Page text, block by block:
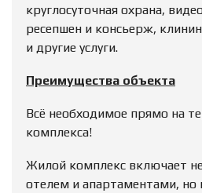
круглосуточная охрана,
ресепшен и консьерж,
и другие услуги.
Преимущества объекта
Всё необходимое прямо на
комплекса!
Жилой комплекс включает
отелем и апартаментами,